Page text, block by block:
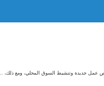
عمل جديدة وتنشيط السوق المحلي، ومع ذلك، …